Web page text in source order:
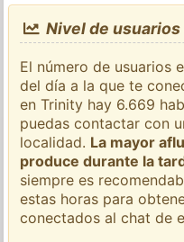
Nivel de
El número de usuarios
del día a la que te
en Trinity hay 6.669
puedas contactar con
localidad. La mayor
produce durante la
siempre es
estas horas para
conectados al chat de